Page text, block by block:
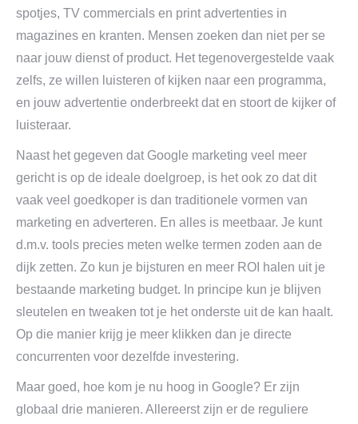
spotjes, TV commercials en print advertenties in
magazines en kranten. Mensen zoeken dan niet per se
naar jouw dienst of product. Het tegenovergestelde vaak
zelfs, ze willen luisteren of kijken naar een programma,
en jouw advertentie onderbreekt dat en stoort de kijker of
luisteraar.
Naast het gegeven dat Google marketing veel meer
gericht is op de ideale doelgroep, is het ook zo dat dit
vaak veel goedkoper is dan traditionele vormen van
marketing en adverteren. En alles is meetbaar. Je kunt
d.m.v. tools precies meten welke termen zoden aan de
dijk zetten. Zo kun je bijsturen en meer ROI halen uit je
bestaande marketing budget. In principe kun je blijven
sleutelen en tweaken tot je het onderste uit de kan haalt.
Op die manier krijg je meer klikken dan je directe
concurrenten voor dezelfde investering.
Maar goed, hoe kom je nu hoog in Google? Er zijn
globaal drie manieren. Allereerst zijn er de reguliere